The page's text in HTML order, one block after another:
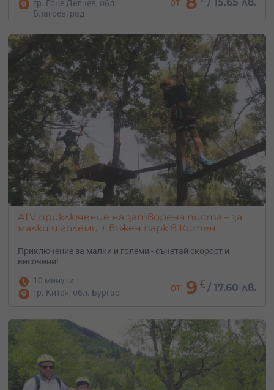
гр. Гоце Делчев, обл.
Благоевград
ATV приключение на затворена писта – за
малки и големи + въжен парк в Китен
Приключение за малки и големи - съчетай скорост и
височини!
10 минути
гр. Китен, обл. Бургас
от 9 € / 17.60 лв.